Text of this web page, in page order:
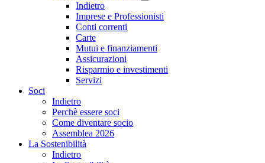
Indietro
Imprese e Professionisti
Conti correnti
Carte
Mutui e finanziamenti
Assicurazioni
Risparmio e investimenti
Servizi
Soci
Indietro
Perchè essere soci
Come diventare socio
Assemblea 2026
La Sostenibilità
Indietro